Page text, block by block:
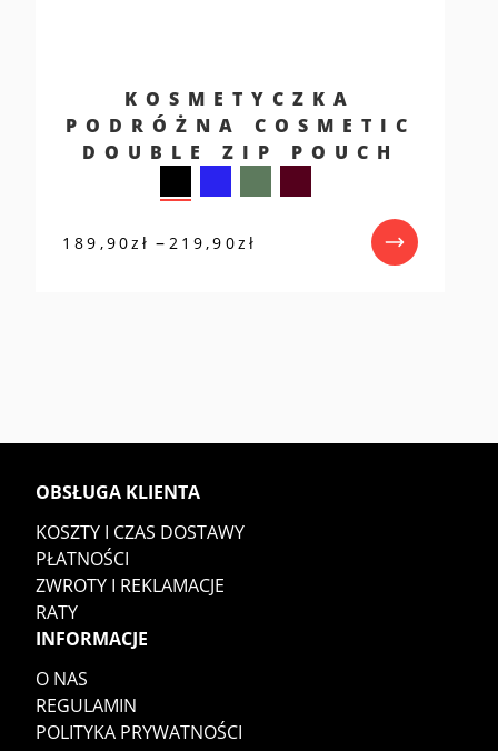
KOSMETYCZKA
PODRÓŻNA COSMETIC
DOUBLE ZIP POUCH
189,90zł – 219,90zł
OBSŁUGA KLIENTA
KOSZTY I CZAS DOSTAWY
PŁATNOŚCI
ZWROTY I REKLAMACJE
RATY
INFORMACJE
O NAS
REGULAMIN
POLITYKA PRYWATNOŚCI